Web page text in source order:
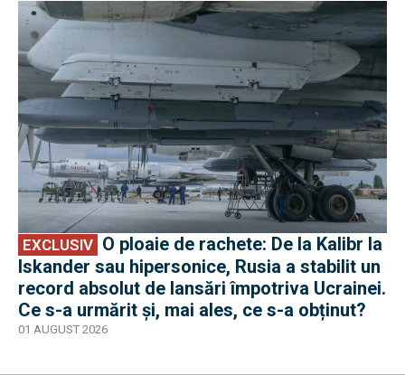
EXCLUSIV
EXCLUSIV
Iskander sau hipersonice, Rusia a stabilit un
record absolut de lansări împotriva Ucrainei.
Ce s-a urmărit și, mai ales, ce s-a obținut?
01 AUGUST 2026